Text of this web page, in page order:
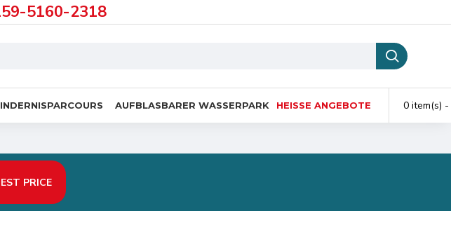
5160-2318
AUFBLASBARER WASSERPARK HEISSE ANGEBOTE 0 item(s)
PRICE